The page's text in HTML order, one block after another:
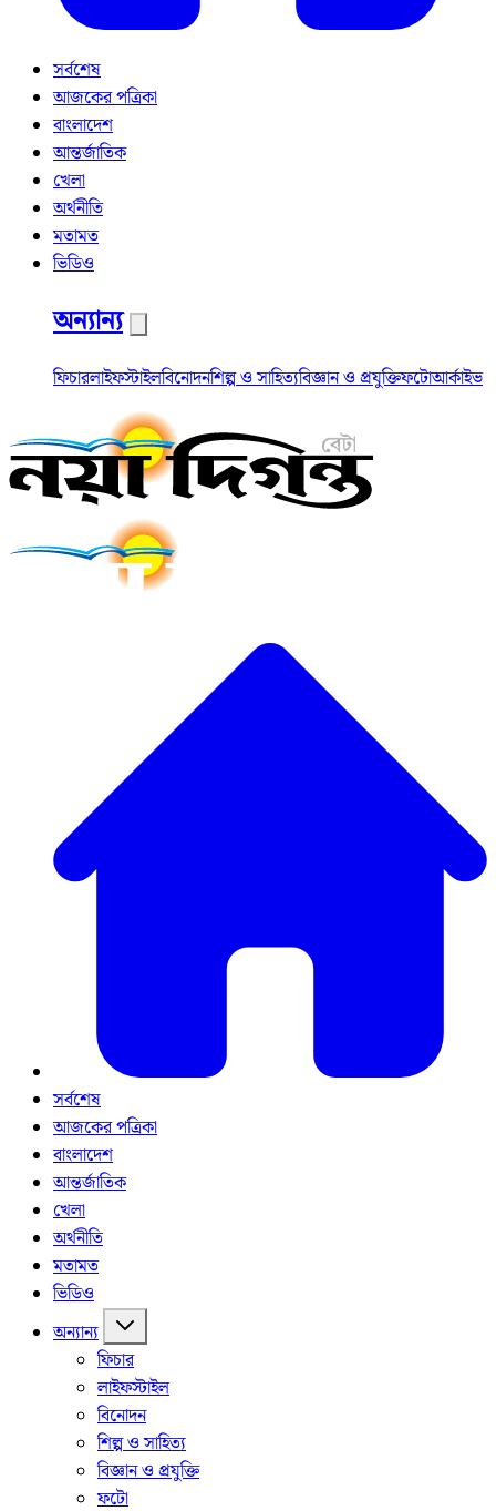
সর্বশেষ
আজকের পত্রিকা
বাংলাদেশ
আন্তর্জাতিক
খেলা
অর্থনীতি
মতামত
ভিডিও
অন্যান্য
ফিচারলাইফস্টাইলবিনোদনশিল্প ও সাহিত্যবিজ্ঞান ও প্রযুক্তিফটোআর্কাইভ
সর্বশেষ
আজকের পত্রিকা
বাংলাদেশ
আন্তর্জাতিক
খেলা
অর্থনীতি
মতামত
ভিডিও
অন্যান্য
ফিচার
লাইফস্টাইল
বিনোদন
শিল্প ও সাহিত্য
বিজ্ঞান ও প্রযুক্তি
ফটো